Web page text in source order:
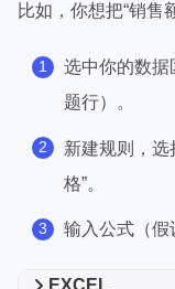
比如，你想把“销售
选中你的数据
题行）。
新建规则，选
格”。
输入公式（假
EXCEL